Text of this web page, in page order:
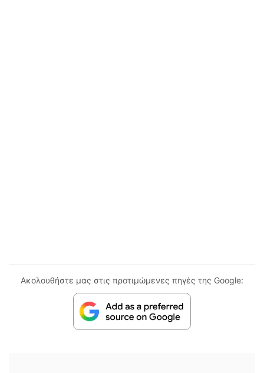
Ακολουθήστε μας στις προτιμώμενες πηγές της Google: